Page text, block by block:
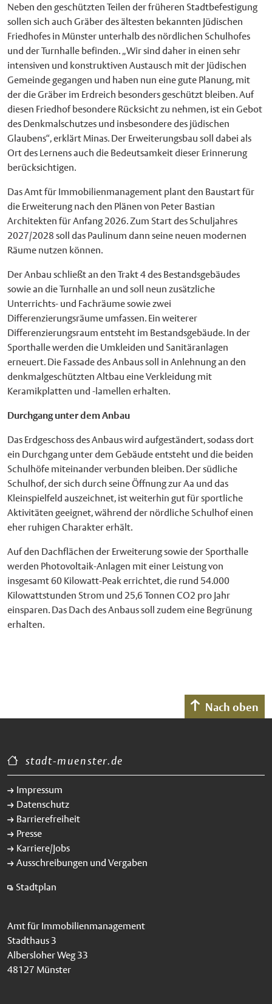
Neben den geschützten Teilen der früheren Stadtbefestigung
sollen sich auch Gräber des ältesten bekannten Jüdischen
Friedhofes in Münster unterhalb des nördlichen Schulhofes
und der Turnhalle befinden. „Wir sind daher in einen sehr
intensiven und konstruktiven Austausch mit der Jüdischen
Gemeinde gegangen und haben nun eine gute Planung, mit
der die Gräber im Erdreich besonders geschützt bleiben. Auf
diesen Friedhof besondere Rücksicht zu nehmen, ist ein Gebot
des Denkmalschutzes und insbesondere des jüdischen
Glaubens“, erklärt Minas. Der Erweiterungsbau soll dabei als
Ort des Lernens auch die Bedeutsamkeit dieser Erinnerung
berücksichtigen.
Das Amt für Immobilienmanagement plant den Baustart für
die Erweiterung nach den Plänen von Peter Bastian
Architekten für Anfang 2026. Zum Start des Schuljahres
2027/2028 soll das Paulinum dann seine neuen modernen
Räume nutzen können.
Der Anbau schließt an den Trakt 4 des Bestandsgebäudes
sowie an die Turnhalle an und soll neun zusätzliche
Unterrichts- und Fachräume sowie zwei
Differenzierungsräume umfassen. Ein weiterer
Differenzierungsraum entsteht im Bestandsgebäude. In der
Sporthalle werden die Umkleiden und Sanitäranlagen
erneuert. Die Fassade des Anbaus soll in Anlehnung an den
denkmalgeschützten Altbau eine Verkleidung mit
Keramikplatten und -lamellen erhalten.
Durchgang unter dem Anbau
Das Erdgeschoss des Anbaus wird aufgeständert, sodass dort
ein Durchgang unter dem Gebäude entsteht und die beiden
Schulhöfe miteinander verbunden bleiben. Der südliche
Schulhof, der sich durch seine Öffnung zur Aa und das
Kleinspielfeld auszeichnet, ist weiterhin gut für sportliche
Aktivitäten geeignet, während der nördliche Schulhof einen
eher ruhigen Charakter erhält.
Auf den Dachflächen der Erweiterung sowie der Sporthalle
werden Photovoltaik-Anlagen mit einer Leistung von
insgesamt 60 Kilowatt-Peak errichtet, die rund 54.000
Kilowattstunden Strom und 25,6 Tonnen CO2 pro Jahr
einsparen. Das Dach des Anbaus soll zudem eine Begrünung
erhalten.
Nach oben
stadt-muenster.de
Impressum
Datenschutz
Barrierefreiheit
Presse
Karriere/Jobs
Ausschreibungen und Vergaben
Stadtplan
Amt für Immobilienmanagement
Stadthaus 3
Albersloher Weg 33
48127 Münster